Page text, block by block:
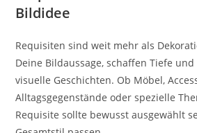
Bildidee
Requisiten sind weit mehr als
Deine Bildaussage, schaffen Tiefe
visuelle Geschichten. Ob Möbel,
Alltagsgegenstände oder spezielle
Requisite sollte bewusst ausgewählt